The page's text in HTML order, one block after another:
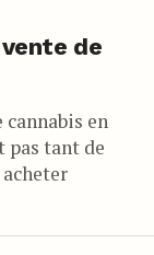
de
en
pas tant de